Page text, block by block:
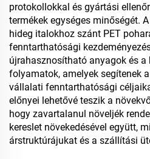
protokollokkal és gyártási
termékek egységes minőségét.
hideg italokhoz szánt PET
fenntarthatósági
újrahasznosítható anyagok és
folyamatok, amelyek segítenek
vállalati fenntarthatósági
előnyei lehetővé teszik a
hogy zavartalanul növeljék
kereslet növekedésével együtt,
árstruktúrájukat és a szállítási